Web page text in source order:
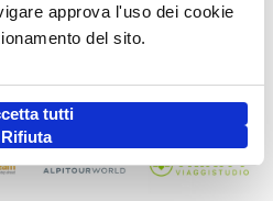
approva l'uso dei cookie
del sito.
tutti
Rifiuta